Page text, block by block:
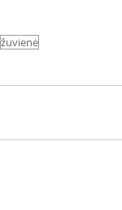
žuvienė